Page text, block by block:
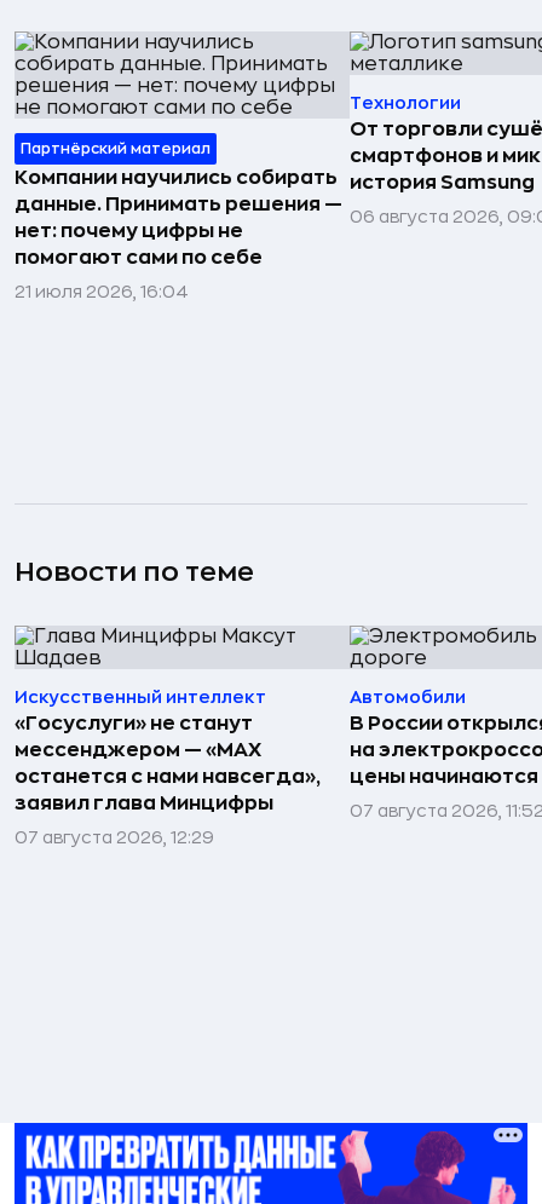
Партнёрский материал
Компании научились собирать
данные. Принимать решения —
нет: почему цифры не
помогают сами по себе
21 июля 2026, 16:04
Технологии
От торговли
смартфонов и
история Samsung
06 августа 2026,
Новости по теме
Искусственный интеллект
«Госуслуги» не станут
мессенджером — «MAX
останется с нами навсегда»,
заявил глава Минцифры
07 августа 2026, 12:29
Автомобили
В России
на
цены начинаются
07 августа 2026,